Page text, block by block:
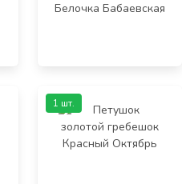
Белочка Бабаевская
1 шт.